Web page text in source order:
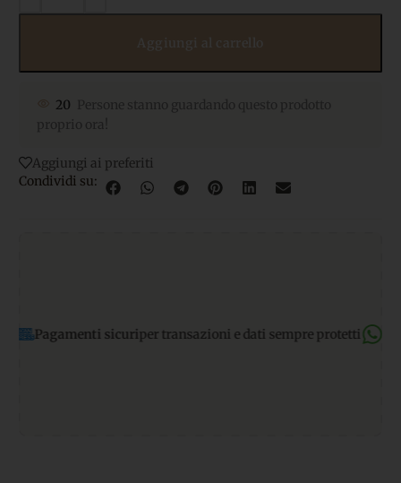
20
Aggiungi ai preferiti
Condividi su:
sicuriper transazioni e dati sempre protetti Supporto